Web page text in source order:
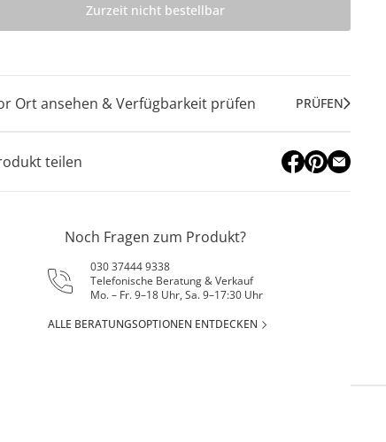
Zurzeit nicht bestellbar
Ort ansehen & Verfügbarkeit prüfen PRÜFEN
teilen
Noch Fragen zum Produkt?
030 37444 9338
Telefonische Beratung & Verkauf
Mo. – Fr. 9–18 Uhr, Sa. 9–17:30 Uhr
ALLE BERATUNGSOPTIONEN ENTDECKEN